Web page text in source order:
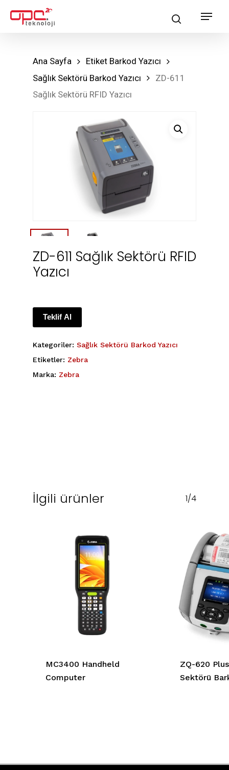
searchMenu
Ana Sayfa
Etiket Barkod Yazıcı
Sağlık Sektörü Barkod Yazıcı
ZD-611
Sağlık Sektörü RFID Yazıcı
ZD-611 Sağlık Sektörü RFID
Yazıcı
Teklif Al
Kategoriler: Sağlık Sektörü Barkod Yazıcı
Etiketler: Zebra
Marka: Zebra
İlgili ürünler 1/4
MC3400 Handheld
Computer
ZQ-620
Sektörü